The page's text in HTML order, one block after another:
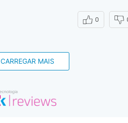
0
CARREGAR MAIS